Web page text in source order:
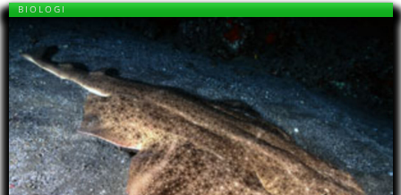
Tidningen
Nyheter
Artiklar
DYK Guiden
Shop
BIOLOGI